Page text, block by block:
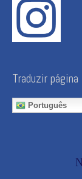
Traduzir página
Português